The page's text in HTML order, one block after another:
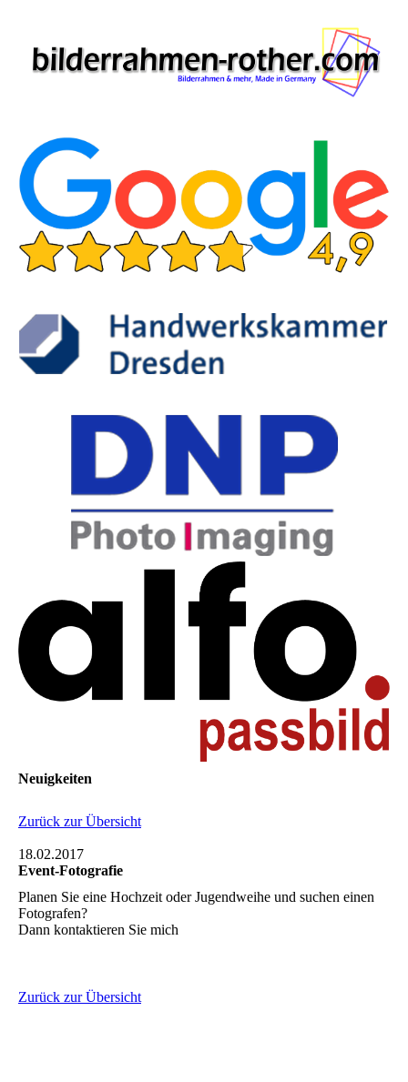
Neuigkeiten
Zurück zur Übersicht
18.02.2017
Event-Fotografie
Planen Sie eine Hochzeit oder Jugendweihe und suchen einen
Fotografen?
Dann kontaktieren Sie mich
Zurück zur Übersicht